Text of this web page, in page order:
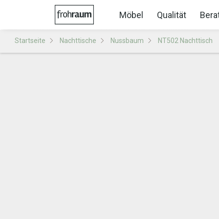
Möbel Qualität
Startseite Nachttische Nussbaum NT502 Nachttisch